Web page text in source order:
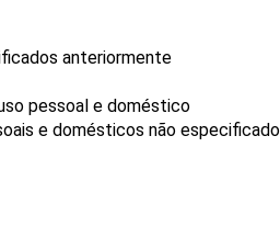
anteriormente
pessoal e doméstico
e domésticos não